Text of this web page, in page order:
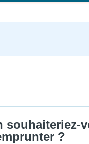
souhaiteriez-
?